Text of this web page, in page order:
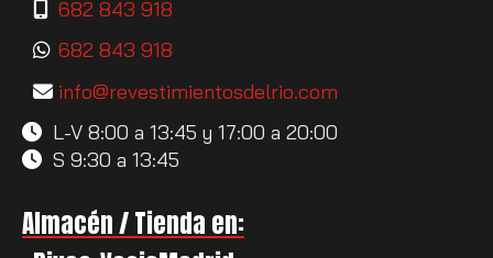
682 843 918
682 843 918
info
revestimientosdelrio.com
L-V 8:00 a 13:45 y 17:00 a 20:00
S 9:30 a 13:45
Almacén / Tienda en: